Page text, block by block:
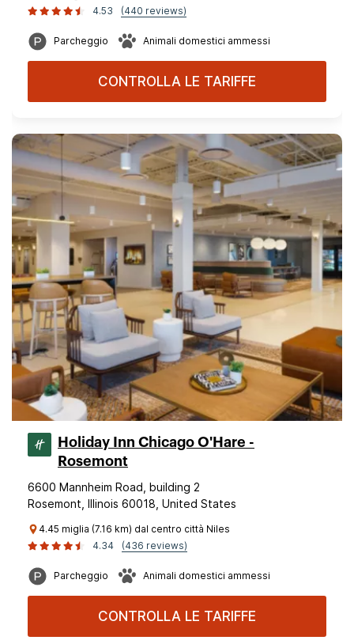
4.53
(440 reviews)
Parcheggio Animali domestici ammessi
CONTROLLA LE TARIFFE
Holiday Inn Chicago O'Hare -
Rosemont
6600 Mannheim Road, building 2
Rosemont, Illinois 60018, United States
4.45 miglia (7.16 km) dal centro città Niles
4.34
(436 reviews)
Parcheggio Animali domestici ammessi
CONTROLLA LE TARIFFE